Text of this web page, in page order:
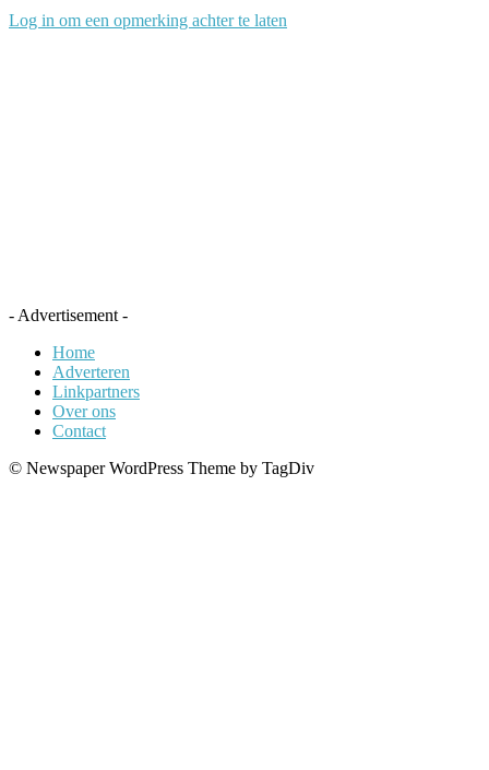
Log in om een opmerking achter te laten
- Advertisement -
Home
Adverteren
Linkpartners
Over ons
Contact
© Newspaper WordPress Theme by TagDiv